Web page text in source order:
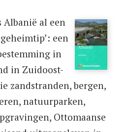
Albanië al een
een
in
in Zuidoost-
zandstranden, bergen,
natuurparken,
Ottomaanse